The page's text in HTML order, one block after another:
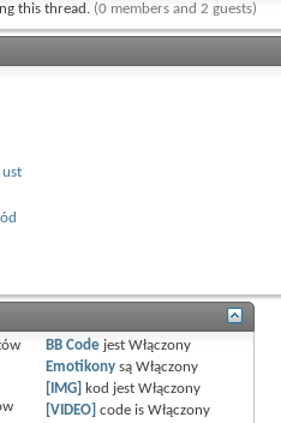
this thread. (0 members and 2 guests)
ust
BB Code jestWłączony
Emotikony sąWłączony
[IMG]
kod jestWłączony
[VIDEO] code isWłączony